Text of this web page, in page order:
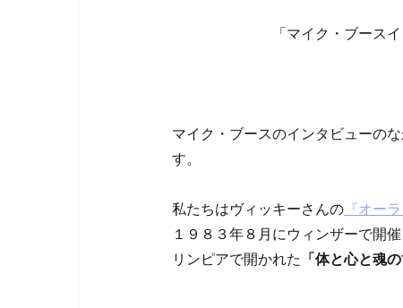
「マイク・ブースインタ
マイク・ブースのインタビューの
す。
私たちはヴィッキーさんの 『オー
１９８３年８月にウィンザーで開
リンピアで開かれた
「体と心と魂